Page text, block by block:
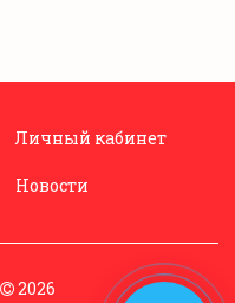
Личный кабинет
Новости
2026